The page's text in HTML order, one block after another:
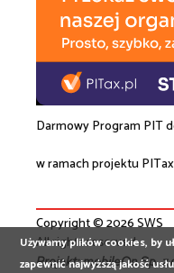
Darmowy Program PIT
w ramach projektu
Copyright © 2026 SWS
All rights reserved
Projekt:mobileOn Sp. z
Używamy plików cookies, by
zapewnić najwyższą jakość